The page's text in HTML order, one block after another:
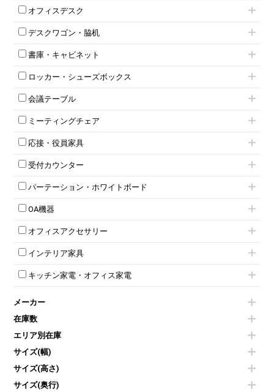
肘付きチェア
肘無しチェア
役員チェア
オフィスチェアその他
オフィスデスク
片袖机
フリーアドレスデスク（ベンチデスク）
昇降デスク
両袖机
デスクワゴン・脇机
インワゴン2段
インワゴン3段
脇机
書庫・キャビネット
ハイキャビネット
ローキャビネット
両開きキャビネット
上下連結キャビネット
軽量ラック（スチールラック）
収納家具その他
両開書庫
ラテラル書庫
ロッカー・シューズボックス
1人用ロッカー
2人用ロッカー
3人用ロッカー
5人用ロッカー
8人用ロッカー
多人数ロッカー
ダイヤル錠ロッカー
ダイヤル錠ロッカー
ワードローブ・クローゼット
会議テーブル
ミーティングテーブル
スタッキングテーブル
ネスティングテーブル
カウンターテーブル
T字脚テーブル
会議テーブルW1200～
会議テーブルW1800～
平行スタックテーブル
会議テーブルその他
ミーティングチェア
キャスター付きミーティングチェア
スタッキングミーティングチェア
テーブル付きミーティングチェア
折りたたみミーティングチェア
ハイチェア
ミーティングチェアその他
応接・役員家具
応接セット
応接ソファ
応接チェア
応接・役員家具その他
受付カウンター
ハイカウンター
ローカウンター
ラウンジカウンター
パーテーション・ホワイトボード
パーテーション
自立タイプパーテーション
パーテーションその他
壁掛けホワイトボード
ホワイトボードその他
OA機器
電話機（ビジネスフォン）
シュレッダー
スクリーン
その他OA機器
オフィスアクセサリー
チェア用台車
演台・講演台・演説台
防音パネル
コートハンガー・ポールハンガー
傘立て
食器棚・キッチンキャビネット
カタログスタンド
オフィスアクセサリーその他
インテリア家具
モールドチェア
ダイニングチェア
カウンターテーブル
センターテーブル・サイドテーブル
ベンチ・スツール
ソファ
シェルフ
ダストボックス（ゴミ箱）
インテリア家具その他
キッチン家電・オフィス家電
冷蔵庫・洗濯機
空気清浄機・加湿器
液晶テレビ・モニター類
エアコン
照明機器
掃除機
季節家電
メーカー
在庫数
エリア別在庫
サイズ(幅)
サイズ(高さ)
サイズ(奥行)